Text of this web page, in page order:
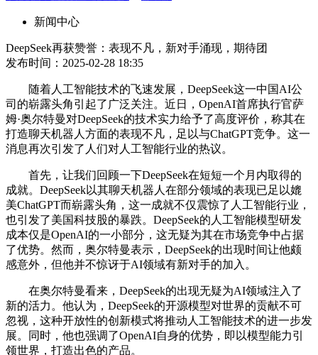
新闻中心
DeepSeek再获赞誉：表现不凡，新对手涌现，期待团
发布时间：2025-02-28 18:35
随着人工智能技术的飞速发展，DeepSeek这一中国AI公
司的崭露头角引起了广泛关注。近日，OpenAI首席执行官萨
姆·奥尔特曼对DeepSeek的技术实力给予了高度评价，称其在
打造聊天机器人方面的表现不凡，足以与ChatGPT竞争。这一
消息再次引发了人们对人工智能行业的热议。
首先，让我们回顾一下DeepSeek在短短一个月内取得的
成就。DeepSeek以其聊天机器人在部分领域的表现已足以媲
美ChatGPT而崭露头角，这一成就不仅震惊了人工智能行业，
也引发了美国科技股的暴跌。DeepSeek的人工智能模型研发
成本仅是OpenAI的一小部分，这无疑为其在市场竞争中占据
了优势。然而，奥尔特曼表示，DeepSeek的出现时间让他颇
感意外，但他并不惊讶于AI领域有新对手的加入。
在奥尔特曼看来，DeepSeek的出现无疑为AI领域注入了
新的活力。他认为，DeepSeek的开源模型对世界的贡献不可
忽视，这种开放性的创新模式将推动人工智能技术的进一步发
展。同时，他也强调了OpenAI自身的优势，即以模型能力引
领世界，打造出色的产品。